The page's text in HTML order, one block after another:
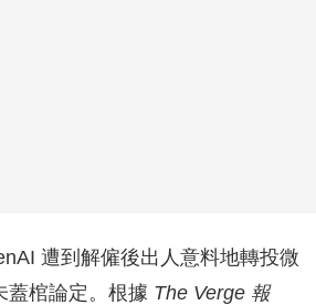
遭到解僱後出人意料地轉投微
蓋棺論定。根據 The Verge 報